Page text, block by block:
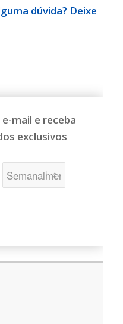
dúvida? Deixe
e-mail e receba
exclusivos